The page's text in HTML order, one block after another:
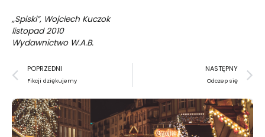
„Spiski”, Wojciech Kuczok
listopad 2010
Wydawnictwo W.A.B.
Prev
POPRZEDNI
Fikcji dziękujemy
NASTĘPNY
Odczep się